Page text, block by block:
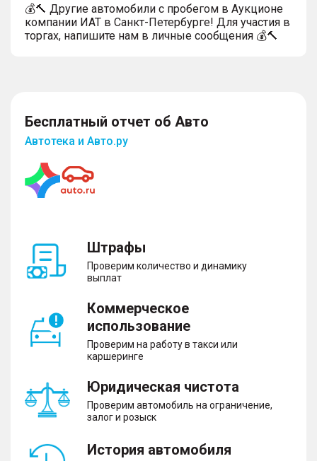
💰🔨 Другие автомобили с пробегом в Аукционе
компании ИАТ в Санкт-Петербурге! Для участия в
торгах, напишите нам в личные сообщения 💰🔨
Бесплатный отчет об Авто
Автотека и Авто.ру
Штрафы
Проверим количество и динамику
выплат
Коммерческое
использование
Проверим на работу в такси или
каршеринге
Юридическая чистота
Проверим автомобиль на ограничение,
залог и розыск
История автомобиля